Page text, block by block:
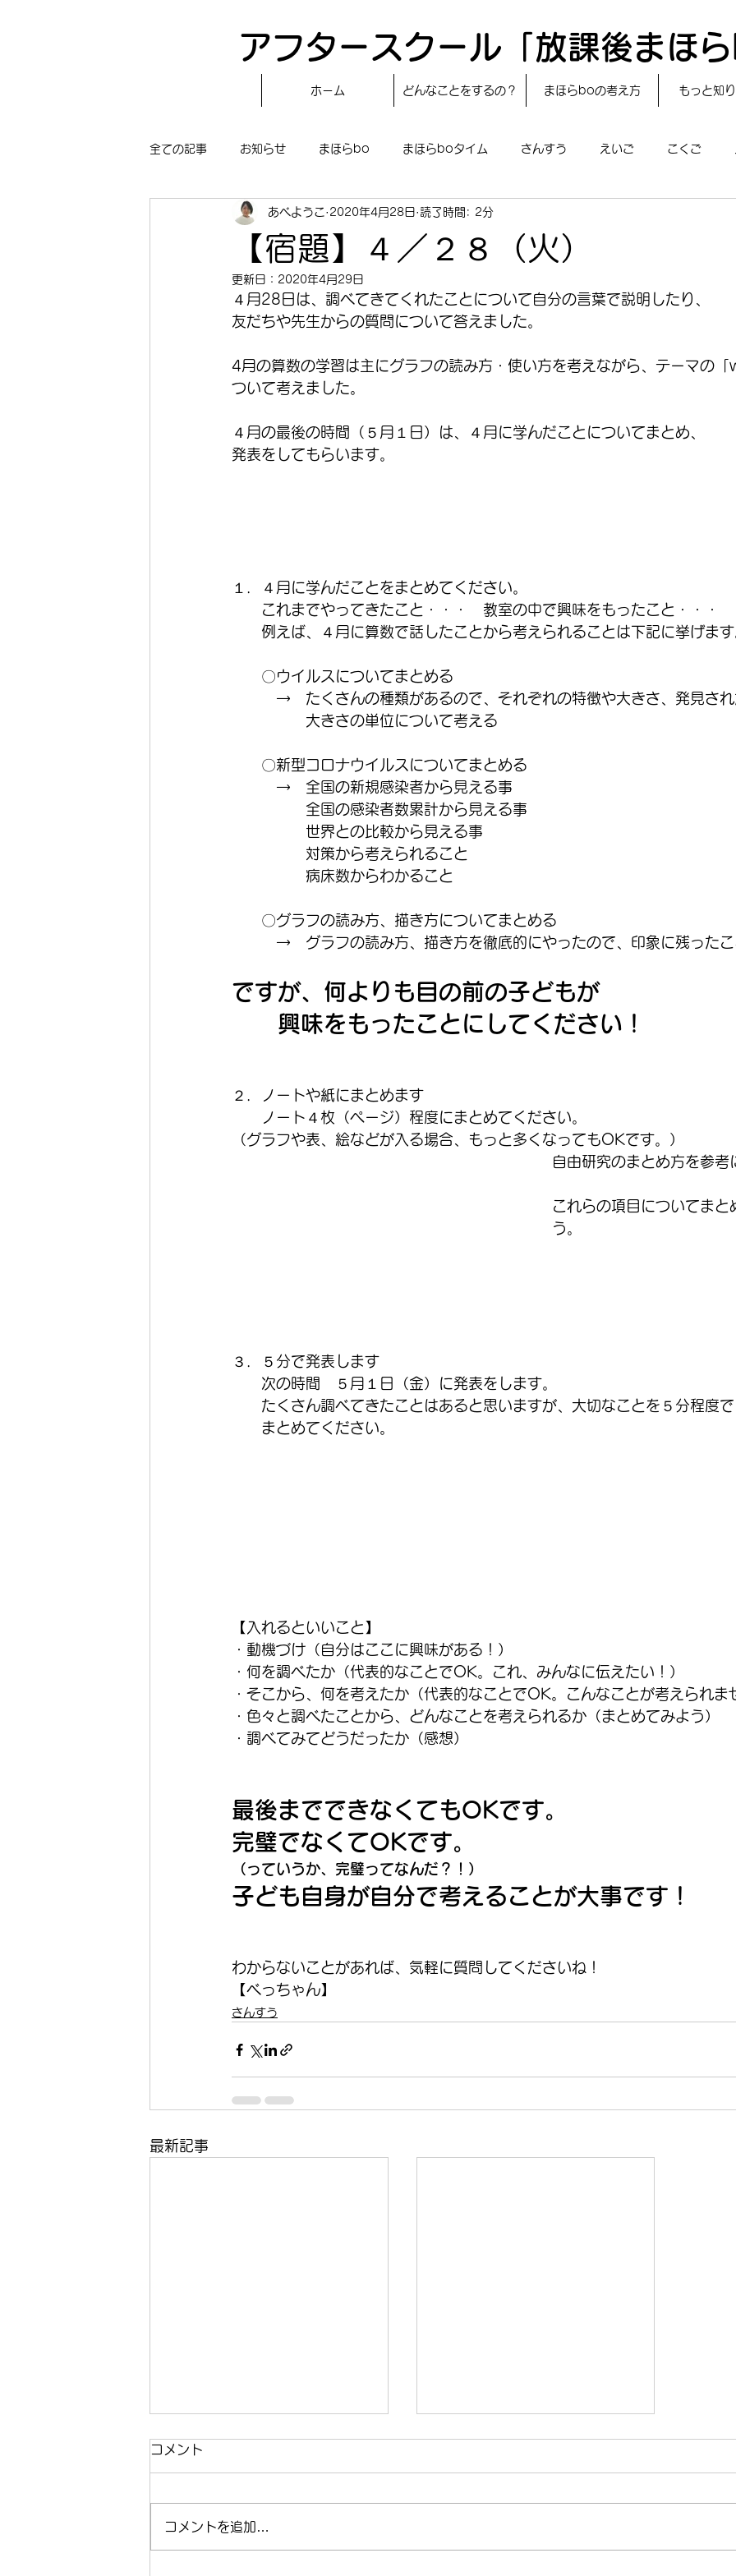
アフタースクール「放課後まほら
ホーム どんなことをするの？ まほらboの考え方 もっと知り
全ての記事 お知らせ まほらbo まほらboタイム さんすう えいご こくご
〝自分で作る〟もぐもぐタイム レシピ 24節気
まほらboの学習／仕事 まほらboのあそび
【宿題】４／２８（火）
あべようこ 2020年4月28日 読了時間: 2分
更新日： 2020年4月29日
４月28日は、調べてきてくれたことについて自分の言葉で説明したり、
友だちや先生からの質問について答えました。
4月の算数の学習は主にグラフの読み方・使い方を考えながら、テーマの
ついて考えました。
４月の最後の時間（５月１日）は、４月に学んだことについてまとめ、
発表をしてもらいます。
１．４月に学んだことをまとめてください。
これまでやってきたこと・・・　教室の中で興味をもったこと・・・
例えば、４月に算数で話したことから考えられることは下記に挙げます
〇ウイルスについてまとめる
→　たくさんの種類があるので、それぞれの特徴や大きさ、発見され
大きさの単位について考える
〇新型コロナウイルスについてまとめる
→　全国の新規感染者から見える事
全国の感染者数累計から見える事
世界との比較から見える事
対策から考えられること
病床数からわかること
〇グラフの読み方、描き方についてまとめる
→　グラフの読み方、描き方を徹底的にやったので、印象に残ったこ
ですが、何よりも目の前の子どもが
興味をもったことにしてください！
２．ノートや紙にまとめます
ノート４枚（ページ）程度にまとめてください。
（グラフや表、絵などが入る場合、もっと多くなってもOKです。）
自由研究のまとめ方を参考
これらの項目についてまと
う。
３．５分で発表します
次の時間　５月１日（金）に発表をします。
たくさん調べてきたことはあると思いますが、大切なことを５分程度で
まとめてください。
【入れるといいこと】
・動機づけ（自分はここに興味がある！）
・何を調べたか（代表的なことでOK。これ、みんなに伝えたい！）
・そこから、何を考えたか（代表的なことでOK。こんなことが考えられま
・色々と調べたことから、どんなことを考えられるか（まとめてみよう）
・調べてみてどうだったか（感想）
最後までできなくてもOKです。
完璧でなくてOKです。
（っていうか、完璧ってなんだ？！）
子ども自身が自分で考えることが大事です！
わからないことがあれば、気軽に質問してくださいね！
【べっちゃん】
さんすう
最新記事
コメント
コメントを追加…